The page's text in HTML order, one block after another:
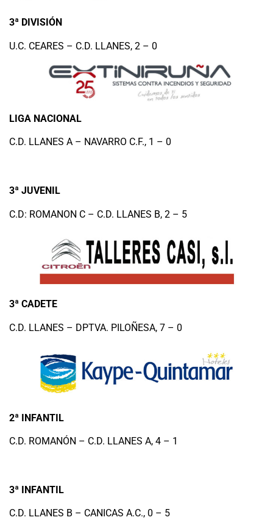
3ª DIVISIÓN
U.C. CEARES – C.D. LLANES, 2 – 0
LIGA NACIONAL
C.D. LLANES A – NAVARRO C.F., 1 – 0
3ª JUVENIL
C.D: ROMANON C – C.D. LLANES B, 2 – 5
3ª CADETE
C.D. LLANES – DPTVA. PILOÑESA, 7 – 0
2ª INFANTIL
C.D. ROMANÓN – C.D. LLANES A, 4 – 1
3ª INFANTIL
C.D. LLANES B – CANICAS A.C., 0 – 5